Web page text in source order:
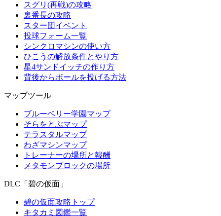
スグリ(再戦)の攻略
裏番長の攻略
スター団イベント
投球フォーム一覧
シンクロマシンの使い方
ひこうの解放条件とやり方
星4サンドイッチの作り方
背後からボールを投げる方法
マップツール
ブルーベリー学園マップ
そらをとぶマップ
テラスタルマップ
わざマシンマップ
トレーナーの場所と報酬
メタモンブロックの場所
DLC「碧の仮面」
碧の仮面攻略トップ
キタカミ図鑑一覧